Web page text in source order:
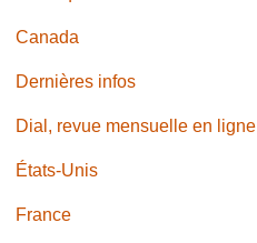
Canada
Dernières infos
Dial, revue mensuelle en ligne
États-Unis
France